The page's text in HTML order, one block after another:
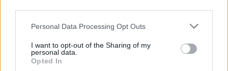
Please note that this website/app uses one or more Google
not limited to your visit or usage behaviour. You may click to
grant or deny consent to Google and its third-party tags to
use your data for below specified purposes in below Google
Personal Data Processing Opt Outs
I want to opt-out of the Sharing of my
personal data.
Opted In